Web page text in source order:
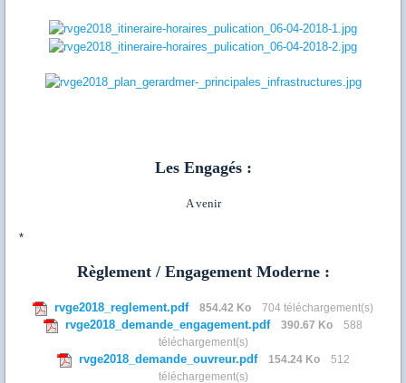
Les Engagés :
A venir
*
Règlement / Engagement Moderne :
rvge2018_reglement.pdf 854.42 Ko 704 téléchargement(s)
rvge2018_demande_engagement.pdf 390.67 Ko
588
téléchargement(s)
rvge2018_demande_ouvreur.pdf 154.24 Ko
512
téléchargement(s)